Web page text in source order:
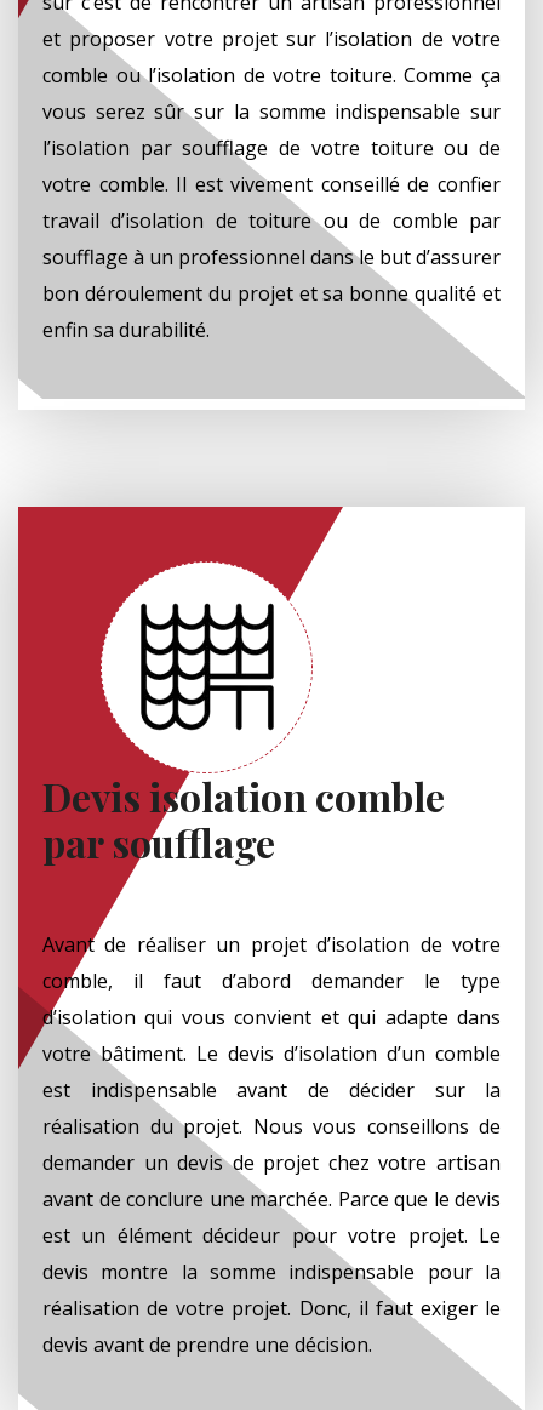
et proposer votre projet sur l’isolation de votre
comble ou l’isolation de votre toiture. Comme ça
vous serez sûr sur la somme indispensable sur
l’isolation par soufflage de votre toiture ou de
votre comble. Il est vivement conseillé de confier
travail d’isolation de toiture ou de comble par
soufflage à un professionnel dans le but d’assurer
bon déroulement du projet et sa bonne qualité et
enfin sa durabilité.
Devis isolation comble
par soufflage
Avant de réaliser un projet d’isolation de votre
comble, il faut d’abord demander le type
d’isolation qui vous convient et qui adapte dans
votre bâtiment. Le devis d’isolation d’un comble
est indispensable avant de décider sur la
réalisation du projet. Nous vous conseillons de
demander un devis de projet chez votre artisan
avant de conclure une marchée. Parce que le devis
est un élément décideur pour votre projet. Le
devis montre la somme indispensable pour la
réalisation de votre projet. Donc, il faut exiger le
devis avant de prendre une décision.